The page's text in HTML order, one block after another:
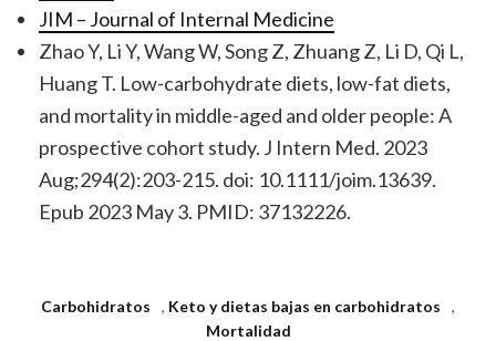
JIM – Journal of Internal Medicine
Zhao Y, Li Y, Wang W, Song Z, Zhuang Z, Li D, Qi L,
Huang T. Low-carbohydrate diets, low-fat diets,
and mortality in middle-aged and older people: A
prospective cohort study. J Intern Med. 2023
Aug;294(2):203-215. doi: 10.1111/joim.13639.
Epub 2023 May 3. PMID: 37132226.
Carbohidratos , Keto y dietas bajas en carbohidratos
,
Mortalidad